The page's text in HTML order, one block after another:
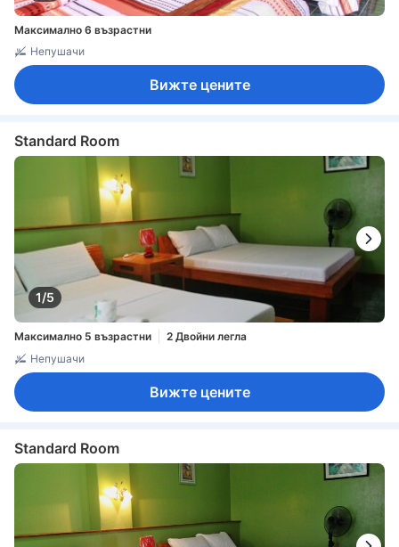
Максимално 6 възрастни
Непушачи
Вижте цените
Standard Room
1/5
Максимално 5 възрастни
2 Двойни легла
Непушачи
Вижте цените
Standard Room